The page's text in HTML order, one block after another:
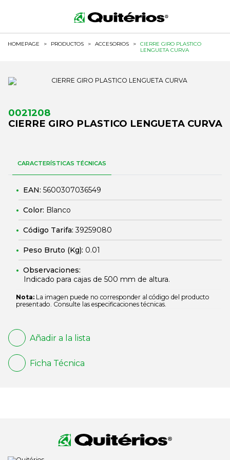
HOMEPAGE > PRODUCTOS > ACCESORIOS >
CIERRE GIRO PLASTICO
LENGUETA CURVA
0021208
CIERRE GIRO PLASTICO LENGUETA CURVA
CARACTERÍSTICAS TÉCNICAS
EAN: 5600307036549
Color: Blanco
Código Tarifa:39259080
Peso Bruto (Kg): 0.01
Observaciones:
Indicado para cajas de 500 mm de altura.
Nota: La imagen puede no corresponder al código del producto
presentado. Consulte las especificaciones técnicas.
Añadir a la lista
Ficha Técnica